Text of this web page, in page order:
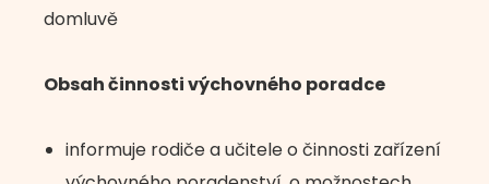
domluvě
Obsah činnosti výchovného poradce
informuje rodiče a učitele o činnosti zařízení